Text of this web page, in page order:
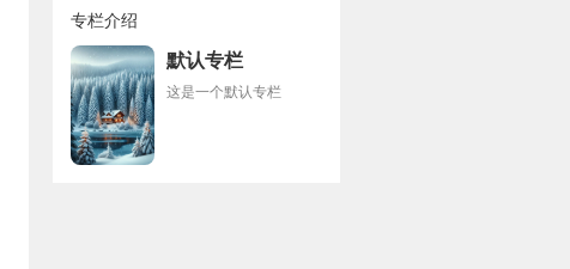
专栏介绍
默认专栏
这是一个默认专栏